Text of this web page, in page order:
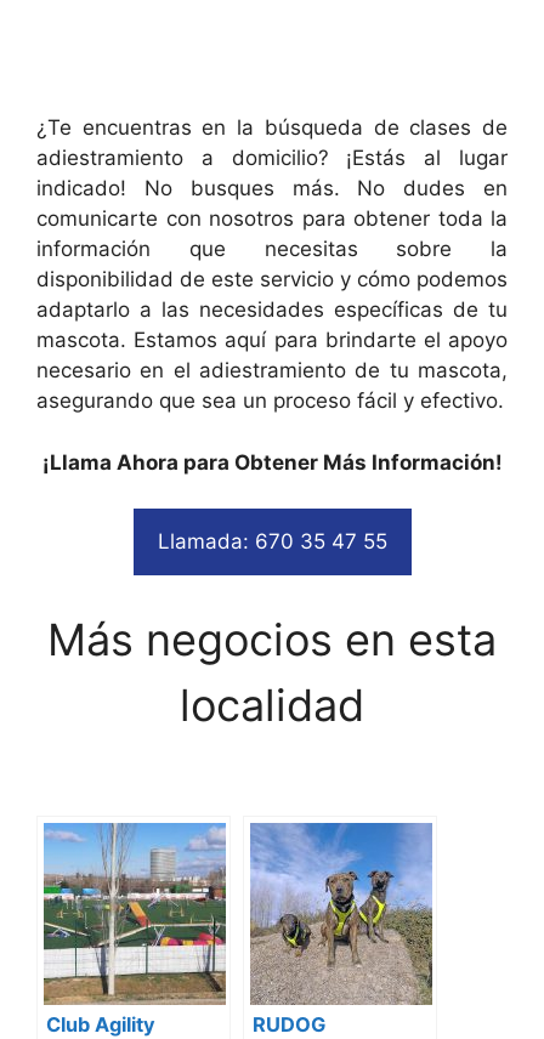
¿Te encuentras en la búsqueda de clases de
adiestramiento a domicilio? ¡Estás al lugar
indicado! No busques más. No dudes en
comunicarte con nosotros para obtener toda la
información que necesitas sobre la
disponibilidad de este servicio y cómo podemos
adaptarlo a las necesidades específicas de tu
mascota. Estamos aquí para brindarte el apoyo
necesario en el adiestramiento de tu mascota,
asegurando que sea un proceso fácil y efectivo.
¡Llama Ahora para Obtener Más Información!
Llamada: 670 35 47 55
Más negocios en esta
localidad
Club Agility
RUDOG